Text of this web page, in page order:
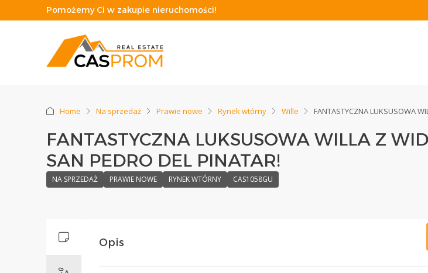
Pomożemy Ci w zakupie nieruchomości!
Home Na sprzedaż Prawie nowe Rynek wtórny Wille FANTASTYCZNA LUKSUSOWA
FANTASTYCZNA LUKSUSOWA WILLA Z
SAN PEDRO DEL PINATAR!
NA SPRZEDAŻ PRAWIE NOWE RYNEK WTÓRNY CAS1058GU
Opis